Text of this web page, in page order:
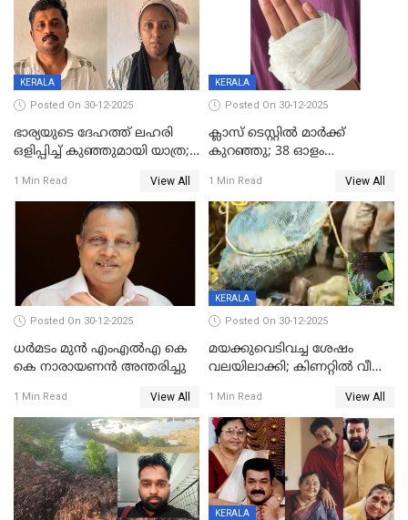
KERALA
Posted On 30-12-2025
ഭാര്യയുടെ ദേഹത്ത് ലഹരി
ഒളിപ്പിച്ച് കുഞ്ഞുമായി യാത്ര;
പിടികൂടി പൊലീസ്
1 Min Read View All
KERALA
Posted On 30-12-2025
ക്ലാസ് ടെസ്റ്റിൽ മാർക്ക്
കുറഞ്ഞു; 38 ഓളം
സെന്ററിലെ അധ്യാപകന്‍
മർദിച്ചതായി പരാതി
1 Min Read View All
Posted On 30-12-2025
ധർമടം മുൻ എംഎല്‍എ കെ
കെ നാരായണന്‍ അന്തരിച്ചു
1 Min Read View All
KERALA
Posted On 30-12-2025
മയക്കുവെടിവച്ച ശേഷം
വലയിലാക്കി; കിണറ്റിൽ വീണ
1 Min Read View All
KERALA